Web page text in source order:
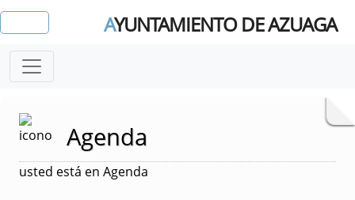
AYUNTAMIENTO DE AZUAGA
Agenda
usted está en Agenda